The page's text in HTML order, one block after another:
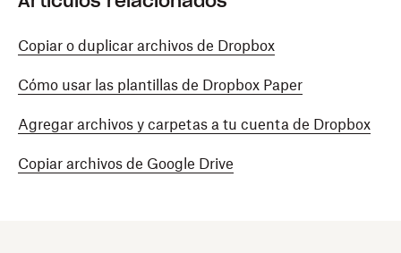
Copiar o duplicar archivos de Dropbox
Cómo usar las plantillas de Dropbox Paper
Agregar archivos y carpetas a tu cuenta de Dropbox
Copiar archivos de Google Drive